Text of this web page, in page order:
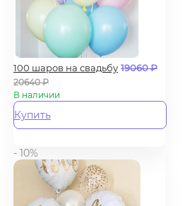
100 шаров на свадьбу 19060₽
20640₽
В наличии
Купить
- 10%